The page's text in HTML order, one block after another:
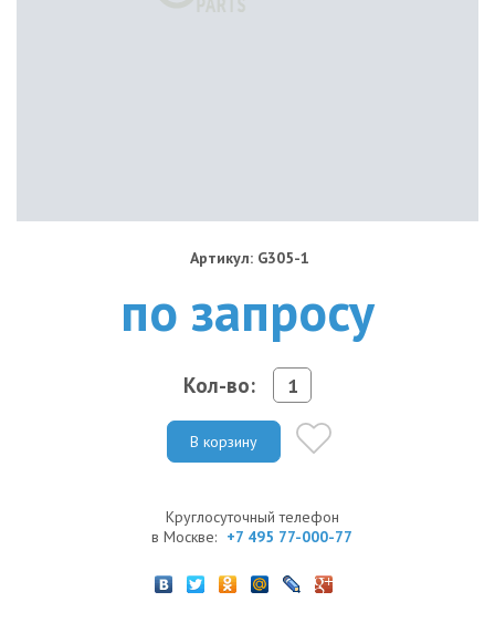
Артикул: G305-1
по запросу
Кол-во:
В корзину
Круглосуточный телефон
в Москве: +7 495 77-000-77